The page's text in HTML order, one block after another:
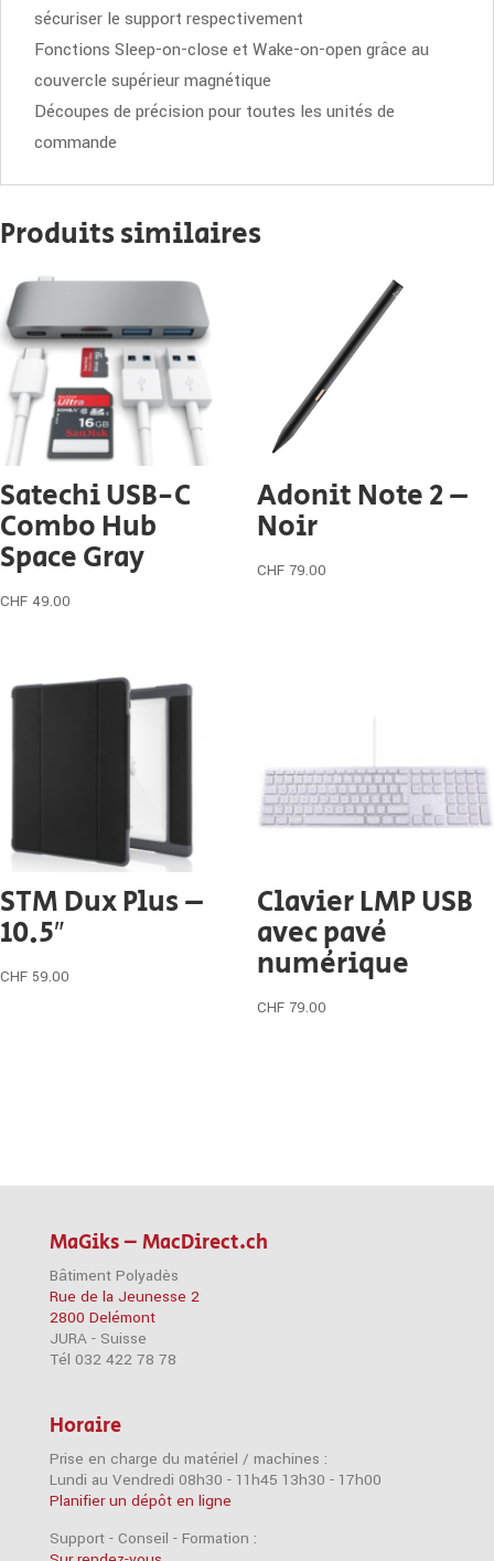
sécuriser le support respectivement
Fonctions Sleep-on-close et Wake-on-open grâce au
couvercle supérieur magnétique
Découpes de précision pour toutes les unités de
commande
Produits similaires
Satechi USB-C
Combo Hub
Space Gray
CHF 49.00
Adonit Note 2 –
Noir
CHF 79.00
STM Dux Plus –
10.5″
CHF 59.00
Clavier LMP USB
avec pavé
numérique
CHF 79.00
MaGiks – MacDirect.ch
Bâtiment Polyadès
Rue de la Jeunesse 2
2800 Delémont
JURA - Suisse
Tél 032 422 78 78
Horaire
Prise en charge du matériel / machines :
Lundi au Vendredi 08h30 - 11h45 13h30 - 17h00
Planifier un dépôt en ligne
Support - Conseil - Formation :